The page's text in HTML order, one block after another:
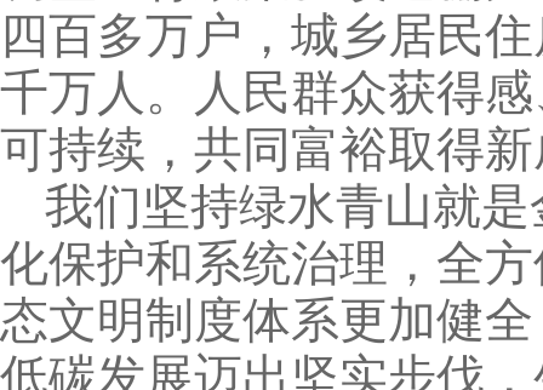
四百多万户，城乡居民
千万人。人民群众获得
可持续，共同富裕取得
我们坚持绿水青山就
化保护和系统治理，全
态文明制度体系更加健
低碳发展迈出坚实步伐